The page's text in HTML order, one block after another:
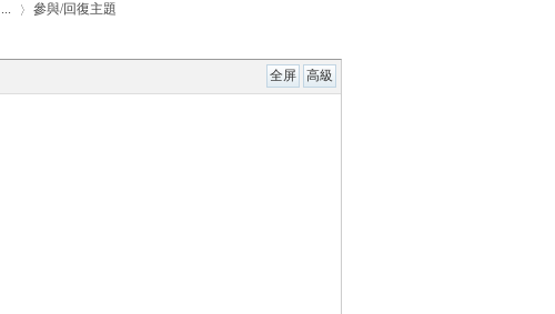
參與/回復主題
全屏 高級